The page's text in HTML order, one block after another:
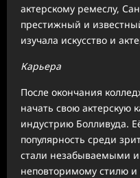
актерскому ремеслу,
престижный и
изучала искусство и
Карьера
После окончания
начать свою актерскую
индустрию Болливуда.
популярность среди
стали незабываемыми
неповторимому стилю и